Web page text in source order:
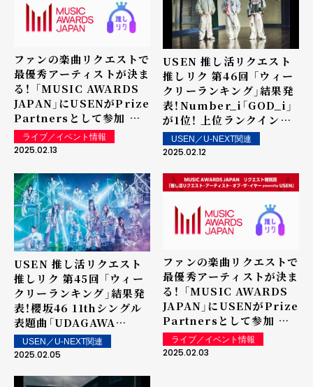
ファンの楽曲リクエストで
最優秀アーティストが決ま
る！ 「MUSIC AWARDS
JAPAN」にUSENがPrize
Partnersとして参加 リ
クエスト特別賞「推し活リ
クエスト・アーティスト・
powered by USEN」で
表彰を実施！最新のアーテ
ィストランキング1-100位
を公開（2025年2月10日現
在）
ライブ／イベント情報
2025.02.13
USEN 推し活リクエスト
推しリク 第46回 「ウィー
クリーランキング」結果発
表！Number_i「GOD_i」
が1位！ 上位ランクイン楽
曲は街中・店内で配信！
USEN／U-NEXT関連
2025.02.12
USEN 推し活リクエスト
推しリク 第45回 「ウィー
クリーランキング」結果発
表！櫻坂46 11thシングル
表題曲「UDAGAWA
GENERATION」が1位を
獲得！ 上位ランクイン楽曲
USEN／U-NEXT関連
2025.02.05
ファンの楽曲リクエストで
最優秀アーティストが決ま
る！ 「MUSIC AWARDS
JAPAN」にUSENがPrize
Partnersとして参加 リ
クエスト特別賞「推し活リ
クエスト・アーティスト・
ライブ／イベント情報
2025.02.03